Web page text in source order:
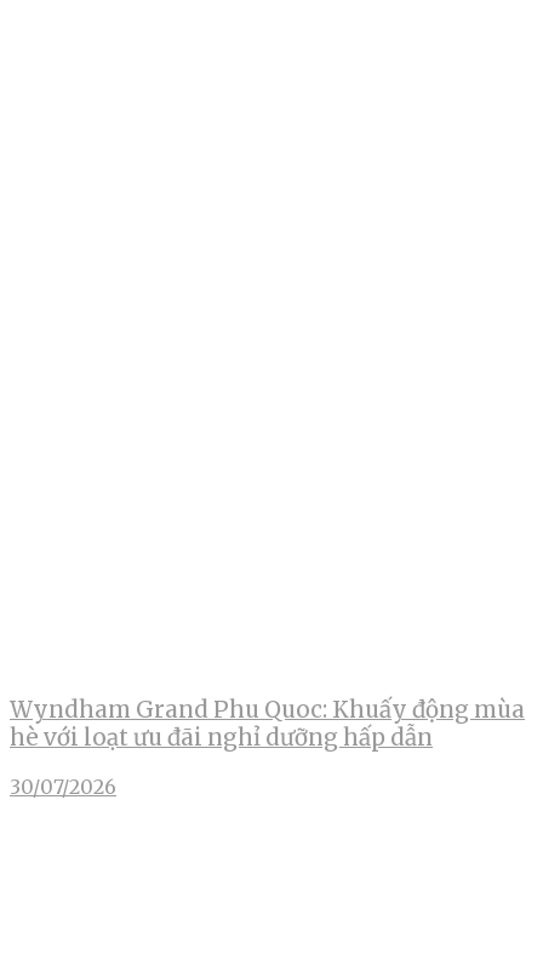
Wyndham Grand Phu Quoc: Khuấy động mùa
hè với loạt ưu đãi nghỉ dưỡng hấp dẫn
30/07/2026